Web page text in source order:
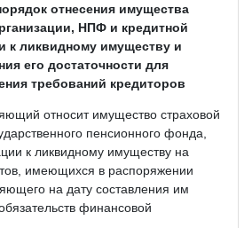
отнесения имущества
НПФ и кредитной
к ликвидному имуществу и
его достаточности для
требований кредиторов
относит имущество страховой
пенсионного фонда,
к ликвидному имуществу на
имеющихся в распоряжении
на дату составления им
финансовой